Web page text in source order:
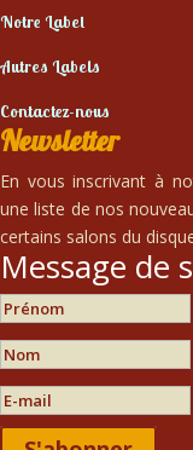
Notre Label
Autres Labels
Contactez-nous
Newsletter
En vous inscrivant à
une liste de nos
certains salons du
Message de